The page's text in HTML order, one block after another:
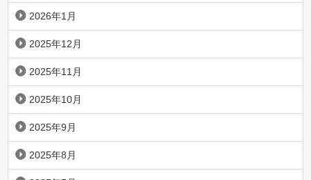
2026年1月
2025年12月
2025年11月
2025年10月
2025年9月
2025年8月